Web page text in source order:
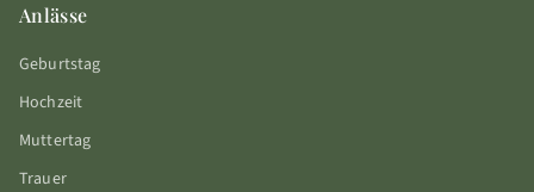
Anlässe
Geburtstag
Hochzeit
Muttertag
Trauer